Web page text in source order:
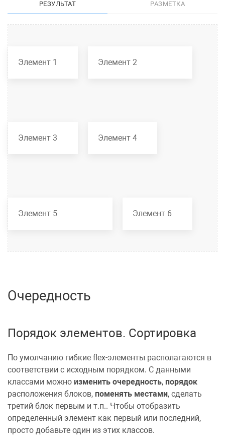
РЕЗУЛЬТАТ РАЗМЕТКА
Элемент 1 Элемент 2
Элемент 3 Элемент 4
Элемент 5 Элемент 6
Очередность
Порядок элементов. Сортировка
По умолчанию гибкие flex-элементы располагаются в
соответствии с исходным порядком. С данными
классами можно изменить очередность, порядок
расположения блоков, поменять местами, сделать
третий блок первым и т.п.. Чтобы отобразить
определенный элемент как первый или последний,
просто добавьте один из этих классов.